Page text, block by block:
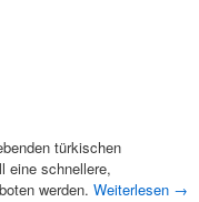
türkischen
eine schnellere,
werden. Weiterlesen →